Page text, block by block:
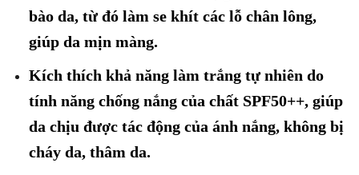
bào da, từ đó làm se khít các lỗ chân lông,
giúp da mịn màng.
Kích thích khả năng làm trắng tự nhiên do
tính năng chống nắng của chất SPF50++, giúp
da chịu được tác động của ánh nắng, không bị
cháy da, thâm da.